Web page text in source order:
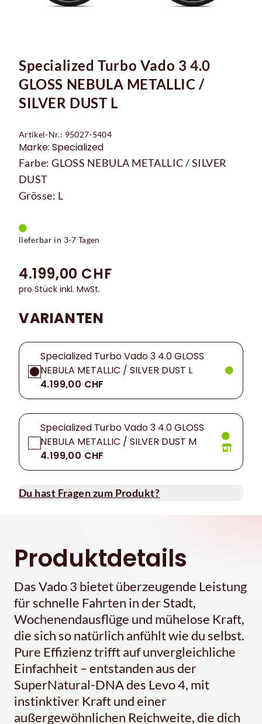
Specialized Turbo Vado 3 4.0
GLOSS NEBULA METALLIC /
SILVER DUST L
Artikel-Nr.: 95027-5404
Marke: Specialized
Farbe: GLOSS NEBULA METALLIC / SILVER
DUST
Grösse: L
lieferbar in 3-7 Tagen
4.199,00 CHF
pro Stück inkl. MwSt.
VARIANTEN
Specialized Turbo Vado 3 4.0 GLOSS
NEBULA METALLIC / SILVER DUST L
4.199,00 CHF
Specialized Turbo Vado 3 4.0 GLOSS
NEBULA METALLIC / SILVER DUST M
4.199,00 CHF
Du hast Fragen zum Produkt?
Produktdetails
Das Vado 3 bietet überzeugende Leistung
für schnelle Fahrten in der Stadt,
Wochenendausflüge und mühelose Kraft,
die sich so natürlich anfühlt wie du selbst.
Pure Effizienz trifft auf unvergleichliche
Einfachheit – entstanden aus der
SuperNatural-DNA des Levo 4, mit
instinktiver Kraft und einer
außergewöhnlichen Reichweite, die dich